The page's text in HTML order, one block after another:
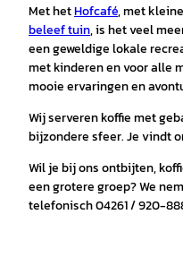
Met hetHofcafé, met
beleef tuin, is het veel
een geweldige lokale
met kinderen en voor alle
mooie ervaringen en
Wij serveren koffie met
bijzondere sfeer. Je vindt
Wil je bij ons ontbijten,
een grotere groep? We
telefonisch 04261 / 920-